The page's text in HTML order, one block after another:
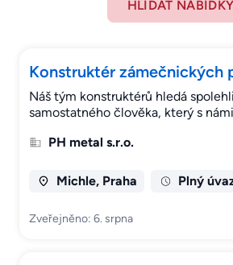
HLÍDAT NABÍDKY
Konstruktér zámečnických
Náš tým konstruktérů hledá
samostatného člověka, který s
PH metal s.r.o.
Michle, Praha Plný
Zveřejněno: 6. srpna